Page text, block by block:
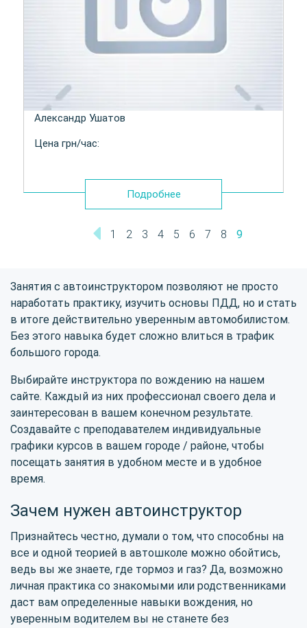
Александр Ушатов
Цена грн/час:
Подробнее
1 2 3 4 5 6 7 8 9
Занятия с автоинструктором позволяют не просто
наработать практику, изучить основы ПДД, но и стать
в итоге действительно уверенным автомобилистом.
Без этого навыка будет сложно влиться в трафик
большого города.
Выбирайте инструктора по вождению на нашем
сайте. Каждый из них профессионал своего дела и
заинтересован в вашем конечном результате.
Создавайте с преподавателем индивидуальные
графики курсов в вашем городе / районе, чтобы
посещать занятия в удобном месте и в удобное
время.
Зачем нужен автоинструктор
Признайтесь честно, думали о том, что способны на
все и одной теорией в автошколе можно обойтись,
ведь вы же знаете, где тормоз и газ? Да, возможно
личная практика со знакомыми или родственниками
даст вам определенные навыки вождения, но
уверенным водителем вы не станете без